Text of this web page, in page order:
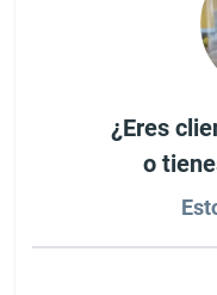
¿Eres
o